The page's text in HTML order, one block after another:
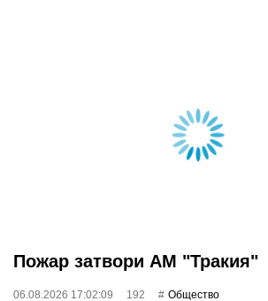
Пожар затвори АМ "Тракия"
06.08.2026 17:02:09 192 Общество